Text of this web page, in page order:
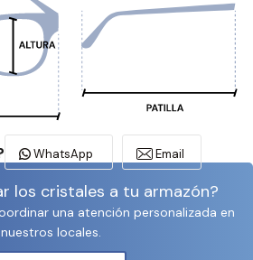
WhatsApp Email
los cristales a tu armazón?
una atención personalizada en
nuestros locales.